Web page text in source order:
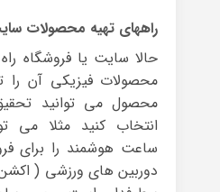
راههای تهیه محصولات
حالا سایت یا فروشگاه
محصولات فیزیکی آن را
محصول می توانید
انتخاب کنید مثلا می
ساعت هوشمند را برای
دوربین های ورزشی (